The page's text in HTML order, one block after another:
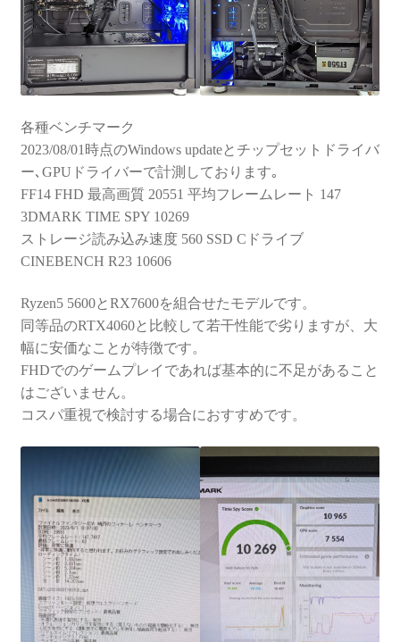
各種ベンチマーク
2023/08/01時点のWindows updateとチップセットドライバ
ー､GPUドライバーで計測しております｡
FF14 FHD 最高画質 20551 平均フレームレート 147
3DMARK TIME SPY 10269
ストレージ読み込み速度 560 SSD Cドライブ
CINEBENCH R23 10606
Ryzen5 5600とRX7600を組合せたモデルです。
同等品のRTX4060と比較して若干性能で劣りますが、大
幅に安価なことが特徴です。
FHDでのゲームプレイであれば基本的に不足があること
はございません。
コスパ重視で検討する場合におすすめです。